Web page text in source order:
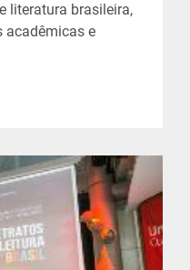
literatura brasileira,
acadêmicas e